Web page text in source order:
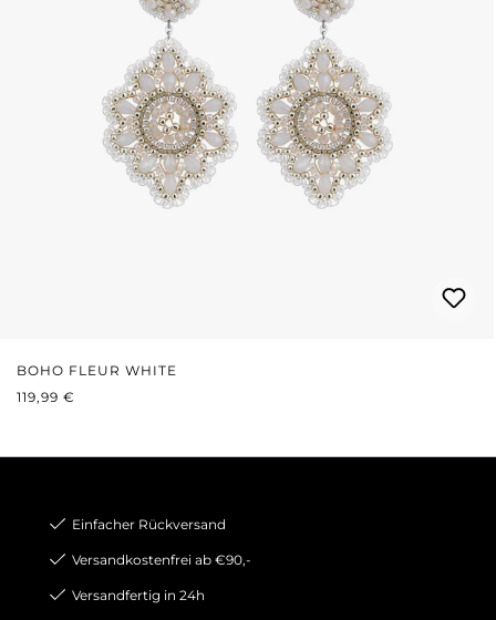
BOHO FLEUR WHITE
REGULÄRER PREIS:
119,99 €
Einfacher Rückversand
Versandkostenfrei ab €90,-
Versandfertig in 24h